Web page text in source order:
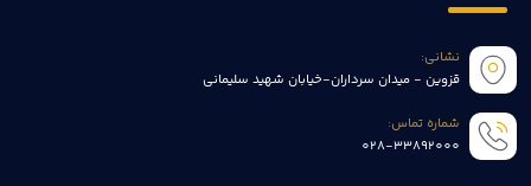
نشانی:
قزوین - میدان سرداران-خیابان شهید سلیمانی
شماره تماس:
028-33892000